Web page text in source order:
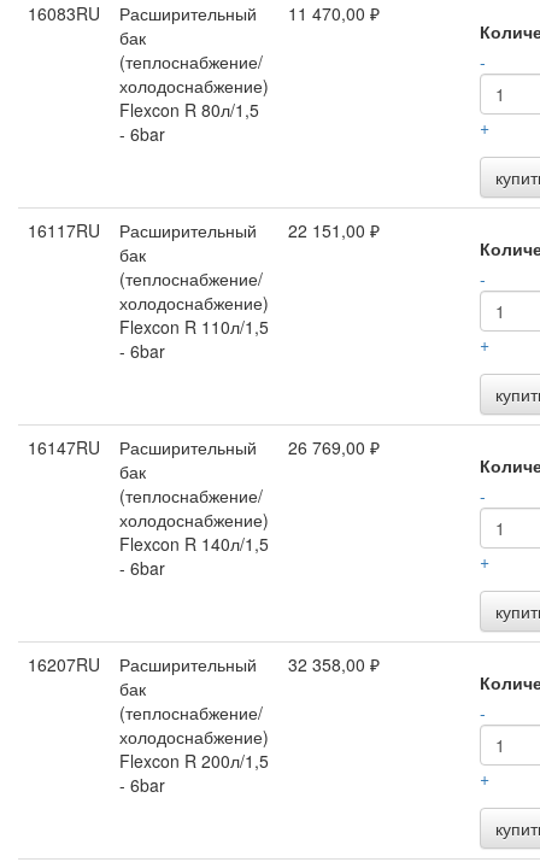
16083RU
Расширительный
бак
(теплоснабжение/
холодоснабжение)
Flexcon R 80л/1,5
- 6bar
11 470,00 ₽
-
+
16117RU
Расширительный
бак
(теплоснабжение/
холодоснабжение)
Flexcon R 110л/1,5
- 6bar
22 151,00 ₽
-
+
16147RU
Расширительный
бак
(теплоснабжение/
холодоснабжение)
Flexcon R 140л/1,5
- 6bar
26 769,00 ₽
-
+
16207RU
Расширительный
бак
(теплоснабжение/
холодоснабжение)
Flexcon R 200л/1,5
- 6bar
32 358,00 ₽
-
+